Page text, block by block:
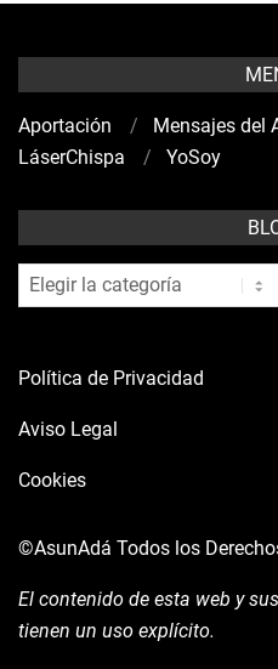
Aportación Mensajes del
LáserChispa
YoSoy
blog
Política de Privacidad
Aviso Legal
Cookies
©AsunAdá Todos los
El contenido de esta web y
tienen un uso explícito.